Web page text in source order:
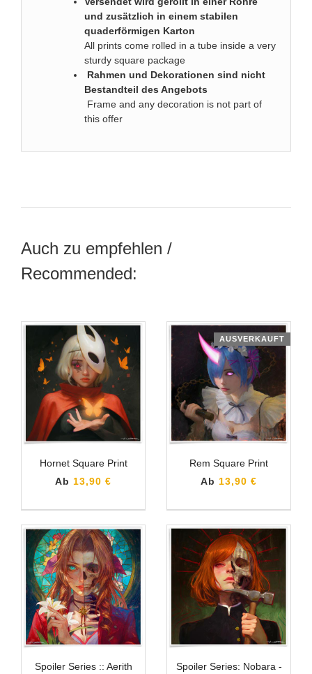
und zusätzlich in einem stabilen
quaderförmigen Karton
All prints come rolled in a tube inside a very
sturdy square package
Rahmen und Dekorationen sind nicht
Bestandteil des Angebots
Frame and any decoration is not part of
this offer
Auch zu empfehlen /
Recommended:
Hornet Square Print
Ab 13,90 €
AUSVERKAUFT
Rem Square Print
Ab 13,90 €
Spoiler Series :: Aerith
Spoiler Series: Nobara -